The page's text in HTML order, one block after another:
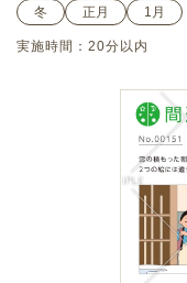
冬 正月 1月
実施時間：20分以内